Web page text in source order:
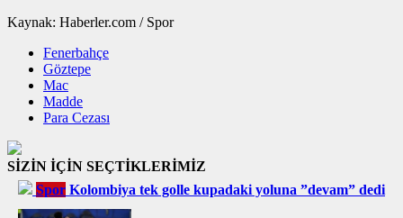
Kaynak: Haberler.com / Spor
Fenerbahçe
Göztepe
Mac
Madde
Para Cezası
SİZİN İÇİN SEÇTİKLERİMİZ
Spor Kolombiya tek golle kupadaki yoluna ”devam” dedi